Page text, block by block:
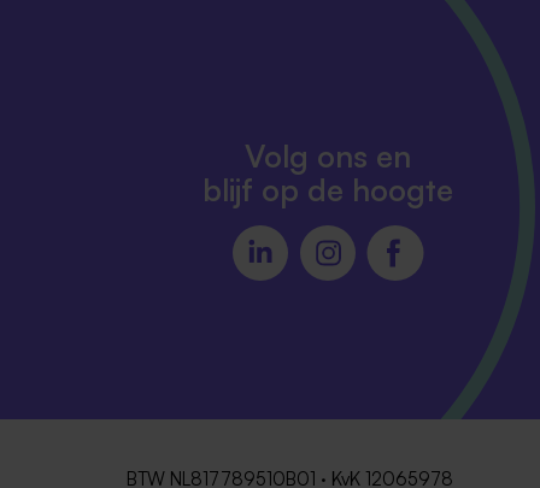
Volg ons en
blijf op de hoogte
BTW NL817789510B01 · KvK 12065978